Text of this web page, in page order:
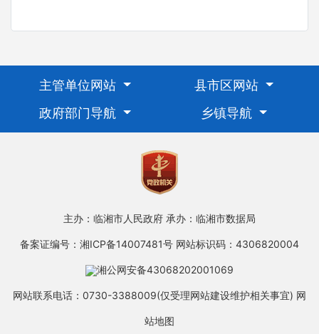
主管单位网站
县市区网站
政府部门导航
乡镇导航
主办：临湘市人民政府 承办：临湘市数据局
备案证编号：湘ICP备14007481号 网站标识码：4306820004
湘公网安备43068202001069
网站联系电话：0730-3388009(仅受理网站建设维护相关事宜) 网
站地图